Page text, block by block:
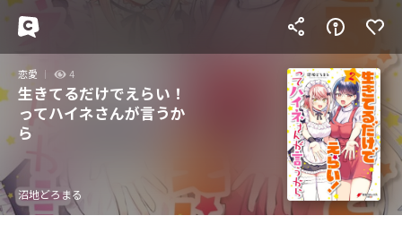
恋愛 4
生きてるだけでえらい！
ってハイネさんが言うか
ら
沼地どろまる